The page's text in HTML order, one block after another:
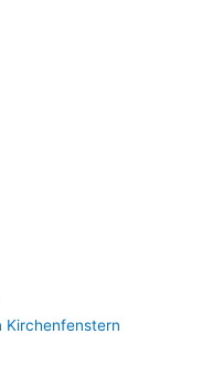
Kirchenfenstern